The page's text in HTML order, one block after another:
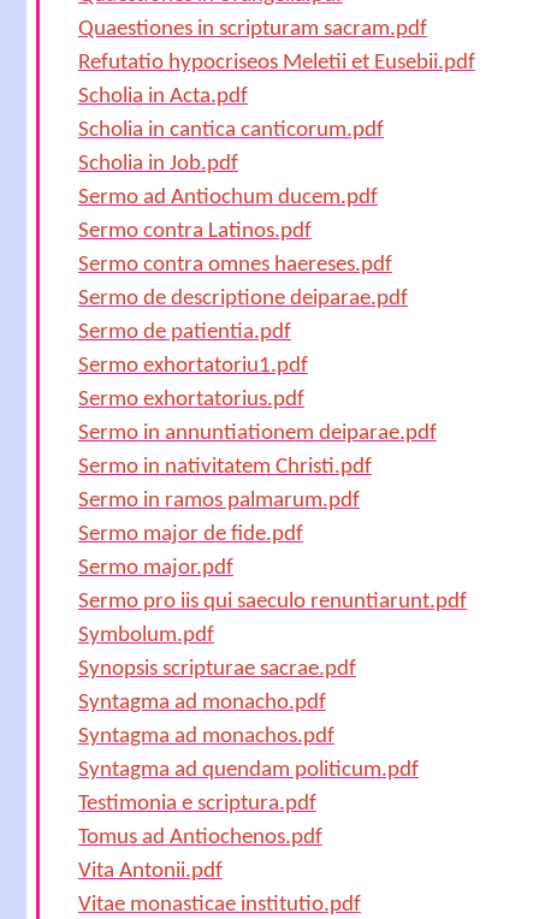
Quaestiones in scripturam sacram.pdf
Refutatio hypocriseos Meletii et Eusebii.pdf
Scholia in Acta.pdf
Scholia in cantica canticorum.pdf
Scholia in Job.pdf
Sermo ad Antiochum ducem.pdf
Sermo contra Latinos.pdf
Sermo contra omnes haereses.pdf
Sermo de descriptione deiparae.pdf
Sermo de patientia.pdf
Sermo exhortatoriu1.pdf
Sermo exhortatorius.pdf
Sermo in annuntiationem deiparae.pdf
Sermo in nativitatem Christi.pdf
Sermo in ramos palmarum.pdf
Sermo major de fide.pdf
Sermo major.pdf
Sermo pro iis qui saeculo renuntiarunt.pdf
Symbolum.pdf
Synopsis scripturae sacrae.pdf
Syntagma ad monacho.pdf
Syntagma ad monachos.pdf
Syntagma ad quendam politicum.pdf
Testimonia e scriptura.pdf
Tomus ad Antiochenos.pdf
Vita Antonii.pdf
Vitae monasticae institutio.pdf